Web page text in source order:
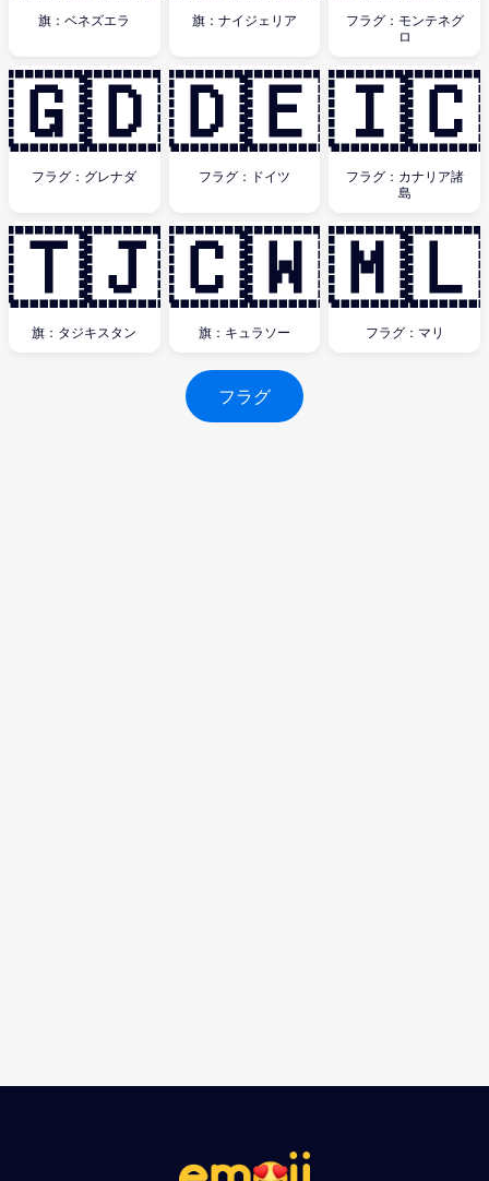
旗：ベネズエラ 旗：ナイジェリア
フラグ：モンテネグ
ロ
🇬🇩
フラグ：グレナダ
🇩🇪
フラグ：ドイツ
🇮🇨
フラグ：カナリア諸
島
🇹🇯
旗：タジキスタン
🇨🇼
旗：キュラソー
🇲🇱
フラグ：マリ
フラグ